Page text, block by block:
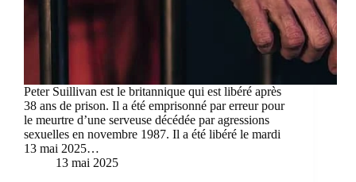
Peter Suillivan est le britannique qui est libéré après
38 ans de prison. Il a été emprisonné par erreur pour
le meurtre d’une serveuse décédée par agressions
sexuelles en novembre 1987. Il a été libéré le mardi
13 mai 2025…
13 mai 2025